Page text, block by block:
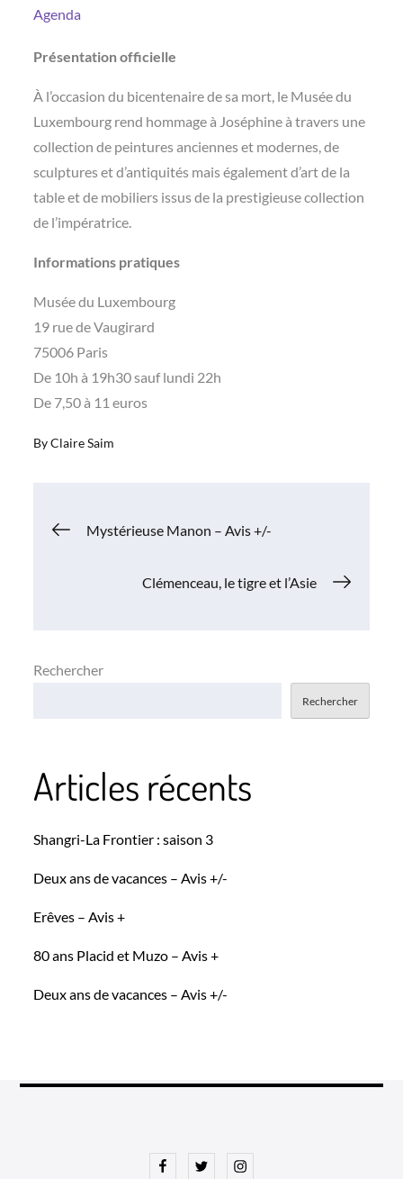
Agenda
Présentation officielle
À l’occasion du bicentenaire de sa mort, le Musée du
Luxembourg rend hommage à Joséphine à travers une
collection de peintures anciennes et modernes, de
sculptures et d’antiquités mais également d’art de la
table et de mobiliers issus de la prestigieuse collection
de l’impératrice.
Informations pratiques
Musée du Luxembourg
19 rue de Vaugirard
75006 Paris
De 10h à 19h30 sauf lundi 22h
De 7,50 à 11 euros
ByClaire Saim
Navigation
Mystérieuse Manon – Avis +/-
Clémenceau, le tigre et l’Asie
Rechercher
Rechercher
Articles récents
Shangri-La Frontier : saison 3
Deux ans de vacances – Avis +/-
Erêves – Avis +
80 ans Placid et Muzo – Avis +
Deux ans de vacances – Avis +/-
FacebookTwitterInstagram